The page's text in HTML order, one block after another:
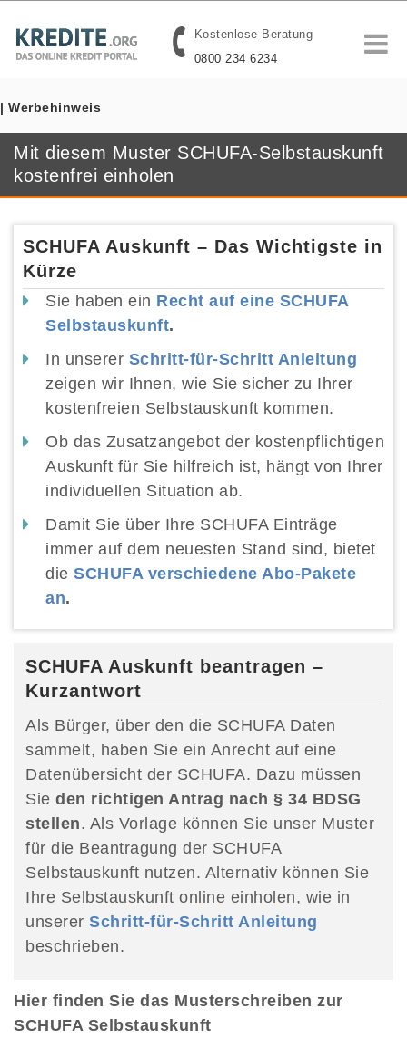
Kostenlose Beratung
0800 234 6234
| Werbehinweis
Mit diesem Muster SCHUFA-Selbstauskunft
kostenfrei einholen
SCHUFA Auskunft – Das Wichtigste in
Kürze
Sie haben ein Recht auf eine SCHUFA
Selbstauskunft.
In unserer Schritt-für-Schritt Anleitung
zeigen wir Ihnen, wie Sie sicher zu Ihrer
kostenfreien Selbstauskunft kommen.
Ob das Zusatzangebot der kostenpflichtigen
Auskunft für Sie hilfreich ist, hängt von Ihrer
individuellen Situation ab.
Damit Sie über Ihre SCHUFA Einträge
immer auf dem neuesten Stand sind, bietet
die SCHUFA verschiedene Abo-Pakete
an.
SCHUFA Auskunft beantragen –
Kurzantwort
Als Bürger, über den die SCHUFA Daten
sammelt, haben Sie ein Anrecht auf eine
Datenübersicht der SCHUFA. Dazu müssen
Sie den richtigen Antrag nach § 34 BDSG
stellen. Als Vorlage können Sie unser Muster
für die Beantragung der SCHUFA
Selbstauskunft nutzen. Alternativ können Sie
Ihre Selbstauskunft online einholen, wie in
unserer Schritt-für-Schritt Anleitung
beschrieben.
Hier finden Sie das Musterschreiben zur
SCHUFA Selbstauskunft